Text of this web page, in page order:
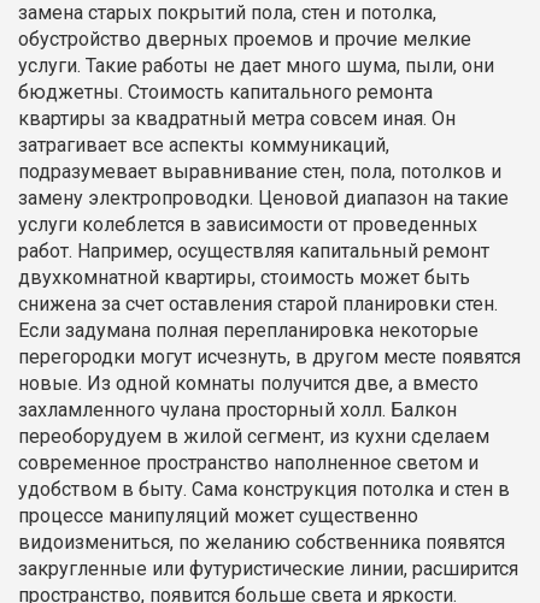
замена старых покрытий пола, стен и потолка,
обустройство дверных проемов и прочие мелкие
услуги. Такие работы не дает много шума, пыли, они
бюджетны. Стоимость капитального ремонта
квартиры за квадратный метра совсем иная. Он
затрагивает все аспекты коммуникаций,
подразумевает выравнивание стен, пола, потолков и
замену электропроводки. Ценовой диапазон на такие
услуги колеблется в зависимости от проведенных
работ. Например, осуществляя капитальный ремонт
двухкомнатной квартиры, стоимость может быть
снижена за счет оставления старой планировки стен.
Если задумана полная перепланировка некоторые
перегородки могут исчезнуть, в другом месте появятся
новые. Из одной комнаты получится две, а вместо
захламленного чулана просторный холл. Балкон
переоборудуем в жилой сегмент, из кухни сделаем
современное пространство наполненное светом и
удобством в быту. Сама конструкция потолка и стен в
процессе манипуляций может существенно
видоизмениться, по желанию собственника появятся
закругленные или футуристические линии, расширится
пространство, появится больше света и яркости.